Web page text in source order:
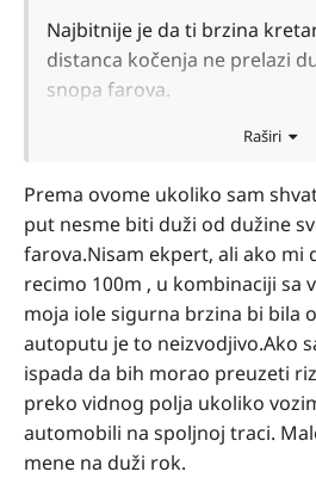
Najbitnije je da ti brzina
distanca kočenja ne prelazi
snopa farova.
Raširi
Prema ovome ukoliko sam
put nesme biti duži od dužine
farova.Nisam ekpert, ali ako mi
recimo 100m , u kombinaciji sa
moja iole sigurna brzina bi bila
autoputu je to neizvodjivo.Ako
ispada da bih morao preuzeti
preko vidnog polja ukoliko
automobili na spoljnoj traci.
mene na duži rok.